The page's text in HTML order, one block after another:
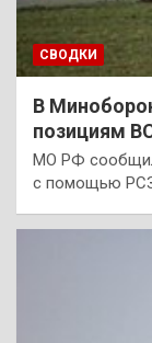
СВОДКИ
В
позициям
МО РФ
с помощью